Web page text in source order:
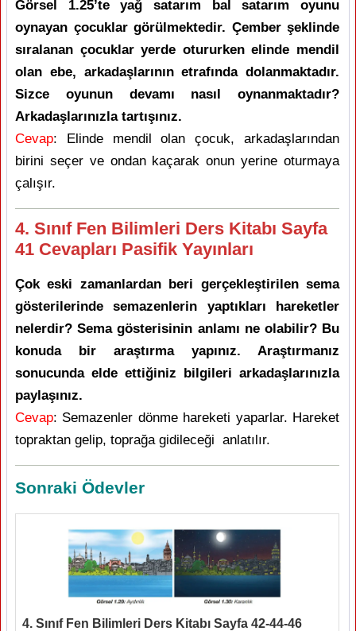
Görsel 1.25’te yağ satarım bal satarım oyunu
oynayan çocuklar görülmektedir. Çember şeklinde
sıralanan çocuklar yerde otururken elinde mendil
olan ebe, arkadaşlarının etrafında dolanmaktadır.
Sizce oyunun devamı nasıl oynanmaktadır?
Arkadaşlarınızla tartışınız.
Cevap: Elinde mendil olan çocuk, arkadaşlarından
birini seçer ve ondan kaçarak onun yerine oturmaya
çalışır.
4. Sınıf Fen Bilimleri Ders Kitabı Sayfa
41 Cevapları Pasifik Yayınları
Çok eski zamanlardan beri gerçekleştirilen sema
gösterilerinde semazenlerin yaptıkları hareketler
nelerdir? Sema gösterisinin anlamı ne olabilir? Bu
konuda bir araştırma yapınız. Araştırmanız
sonucunda elde ettiğiniz bilgileri arkadaşlarınızla
paylaşınız.
Cevap: Semazenler dönme hareketi yaparlar. Hareket
topraktan gelip, toprağa gidileceği anlatılır.
Sonraki Ödevler
4. Sınıf Fen Bilimleri Ders Kitabı Sayfa 42-44-46